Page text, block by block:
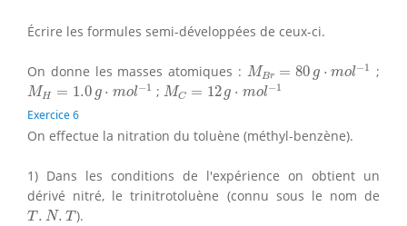
Écrire les formules semi-développées de ceux-ci.
On donne les masses atomiques : MBr = 80 g ⋅ mol−1
MB 80g −1 ;
MH = 1.0 g ⋅ mol−1
MH =1.0g ⋅m ol−1 ; MC = 12 g ⋅ mol−1
MC=12g⋅m ol−1
Exercice 6
On effectue la nitration du toluène (méthyl-benzène).
1) Dans les conditions de l'expérience on obtient un
dérivé nitré, le trinitrotoluène (connu sous le nom de
T . N. T
T. N.T ).